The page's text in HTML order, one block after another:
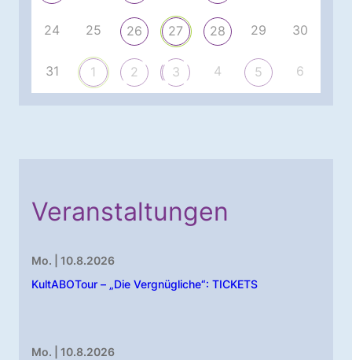
24 25 26 27 28 29 30
31 1 2 3 4 5 6
Veranstaltungen
Mo. | 10.8.2026
KultABOTour – „Die Vergnügliche“: TICKETS
Mo. | 10.8.2026